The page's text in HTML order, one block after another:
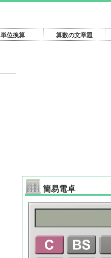
単位換算 算数の文章題
簡易電卓